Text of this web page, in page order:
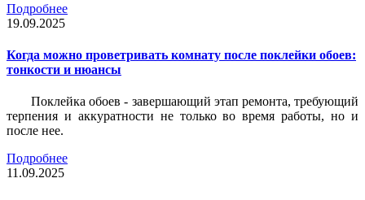
Подробнее
19.09.2025
Когда можно проветривать комнату после поклейки обоев:
тонкости и нюансы
Поклейка обоев - завершающий этап ремонта, требующий
терпения и аккуратности не только во время работы, но и
после нее.
Подробнее
11.09.2025